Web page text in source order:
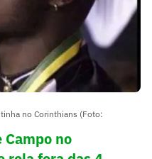
no Corinthians (Foto:
Campo no